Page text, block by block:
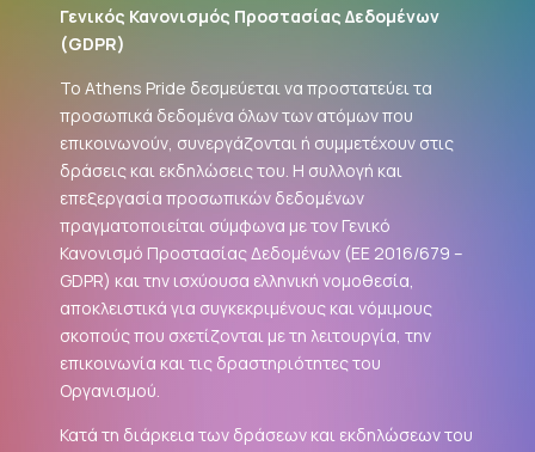
Γενικός Κανονισμός Προστασίας Δεδομένων
(GDPR)
Το Athens Pride δεσμεύεται να προστατεύει τα
προσωπικά δεδομένα όλων των ατόμων που
επικοινωνούν, συνεργάζονται ή συμμετέχουν στις
δράσεις και εκδηλώσεις του. Η συλλογή και
επεξεργασία προσωπικών δεδομένων
πραγματοποιείται σύμφωνα με τον Γενικό
Κανονισμό Προστασίας Δεδομένων (ΕΕ 2016/679 –
GDPR) και την ισχύουσα ελληνική νομοθεσία,
αποκλειστικά για συγκεκριμένους και νόμιμους
σκοπούς που σχετίζονται με τη λειτουργία, την
επικοινωνία και τις δραστηριότητες του
Οργανισμού.
Κατά τη διάρκεια των δράσεων και εκδηλώσεων του